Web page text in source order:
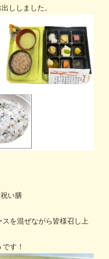
ししました。
い膳
を混ぜながら皆様召し上
す！